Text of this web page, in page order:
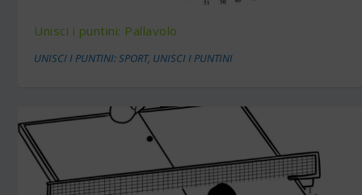
Unisci i puntini: Pallavolo
UNISCI I PUNTINI: SPORT, UNISCI I PUNTINI